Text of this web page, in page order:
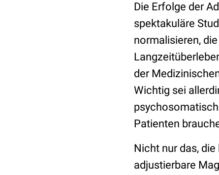
Die Erfolge der
spektakuläre
normalisieren,
der
Wichtig sei
Patienten
Nicht nur das,
adjustierbare